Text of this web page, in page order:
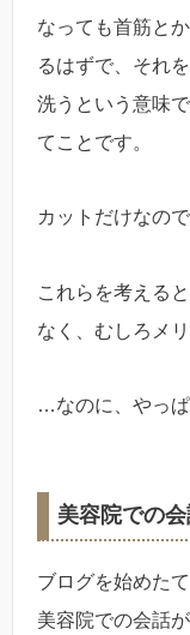
なっても首筋と
るはずで、それ
洗うという意味
てことです。
カットだけなの
これらを考える
なく、むしろメ
…なのに、やっぱ
美容院での
ブログを始めた
美容院での会話